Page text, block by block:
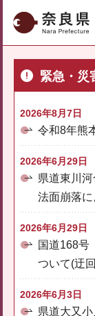
奈良県
緊急・災
2026年8月7日
令和8年熊
2026年6月29日
県道東川
法面崩落
2026年6月29日
国道168号
ついて(迂
2026年6月3日
県道大又